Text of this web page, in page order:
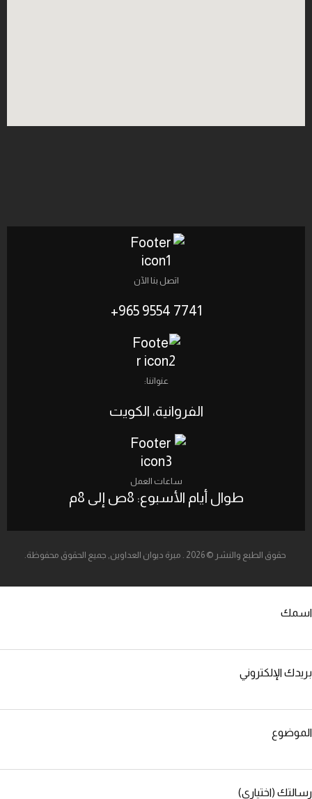
اتصل بنا الآن
7741 9554 965+
عنواننا:
الفروانية، الكويت‎
ساعات العمل
طوال أيام الأسبوع: 8ص إلى 8م
حقوق الطبع والنشر © 2026 . مبرة ديوان العداوين, جميع الحقوق محفوظة.
اسمك
بريدك الإلكتروني
الموضوع
رسالتك (اختياري)